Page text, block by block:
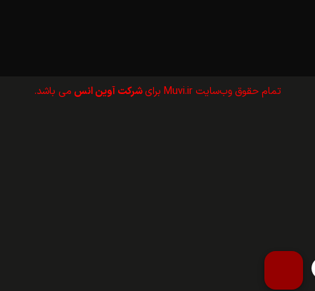
تمام حقوق وب‌سايت Muvi.ir برای شرکت آوین انس می باشد.